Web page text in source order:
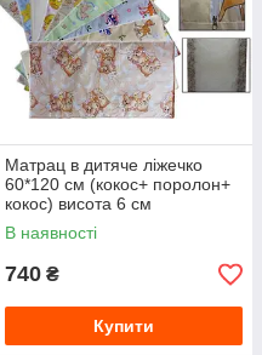
Матрац в дитяче ліжечко
60*120 см (кокос+ поролон+
кокос) висота 6 см
В наявності
740 ₴
Купити